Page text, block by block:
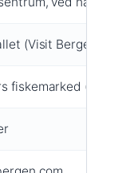
(Visit Bergen
fiskemarked